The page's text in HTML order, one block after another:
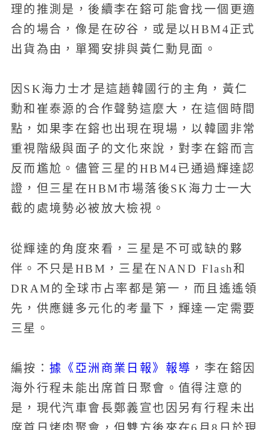
理的推測是，後續李在鎔可能會找一個更適
合的場合，像是在矽谷，或是以HBM4正式
出貨為由，單獨安排與黃仁勳見面。
因SK海力士才是這趟韓國行的主角，黃仁
勳和崔泰源的合作聲勢這麼大，在這個時間
點，如果李在鎔也出現在現場，以韓國非常
重視階級與面子的文化來說，對李在鎔而言
反而尷尬。儘管三星的HBM4已通過輝達認
證，但三星在HBM市場落後SK海力士一大
截的處境勢必被放大檢視。
從輝達的角度來看，三星是不可或缺的夥
伴。不只是HBM，三星在NAND Flash和
DRAM的全球市占率都是第一，而且遙遙領
先，供應鏈多元化的考量下，輝達一定需要
三星。
編按：據《亞洲商業日報》報導 ，李在鎔因
海外行程未能出席首日聚會。值得注意的
是，現代汽車會長鄭義宣也因另有行程未出